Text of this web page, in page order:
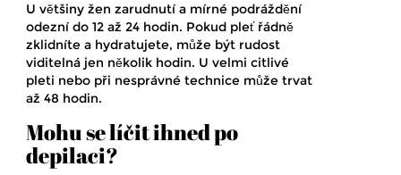
U většiny žen zarudnutí a mírné podráždění
odezní do 12 až 24 hodin. Pokud pleť řádně
zklidníte a hydratujete, může být rudost
viditelná jen několik hodin. U velmi citlivé
pleti nebo při nesprávné technice může trvat
až 48 hodin.
Mohu se líčit ihned po
depilaci?